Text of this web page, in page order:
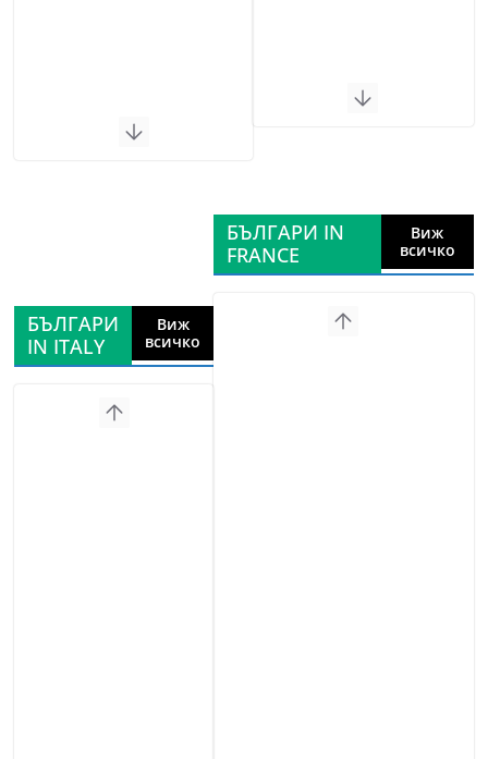
БЪЛГАРИ
IN ITALY
Виж
всичко
БЪЛГАРИ IN
FRANCE
Виж
всичко